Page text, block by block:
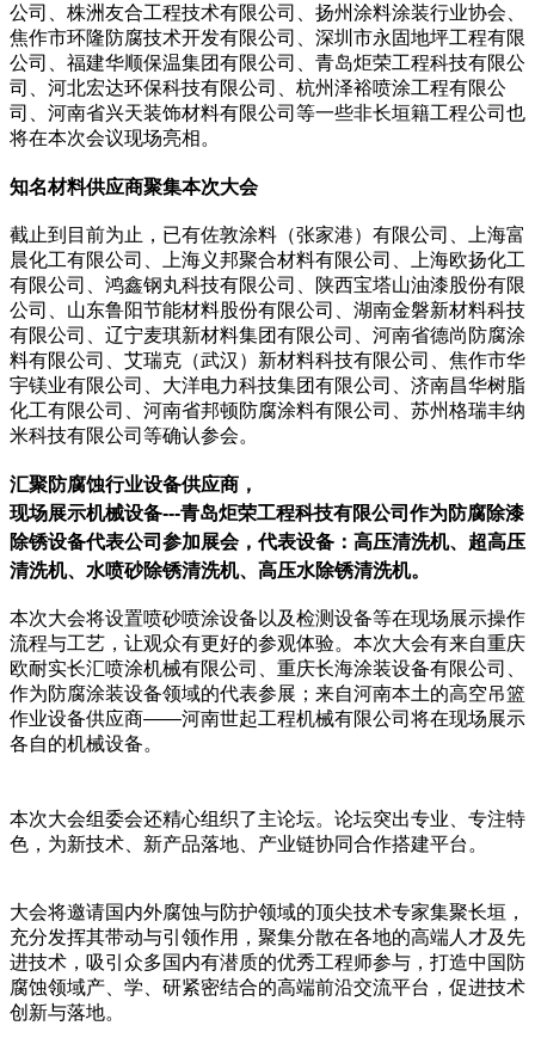
公司、株洲友合工程技术有限公司、扬州涂料涂装行业协会、
焦作市环隆防腐技术开发有限公司、深圳市永固地坪工程有限
公司、福建华顺保温集团有限公司、青岛炬荣工程科技有限公
司、河北宏达环保科技有限公司、杭州泽裕喷涂工程有限公
司、河南省兴天装饰材料有限公司等一些非长垣籍工程公司也
将在本次会议现场亮相。
知名材料供应商聚集本次大会
截止到目前为止，已有佐敦涂料（张家港）有限公司、上海富
晨化工有限公司、上海义邦聚合材料有限公司、上海欧扬化工
有限公司、鸿鑫钢丸科技有限公司、陕西宝塔山油漆股份有限
公司、山东鲁阳节能材料股份有限公司、湖南金磐新材料科技
有限公司、辽宁麦琪新材料集团有限公司、河南省德尚防腐涂
料有限公司、艾瑞克（武汉）新材料科技有限公司、焦作市华
宇镁业有限公司、大洋电力科技集团有限公司、济南昌华树脂
化工有限公司、河南省邦顿防腐涂料有限公司、苏州格瑞丰纳
米科技有限公司等确认参会。
汇聚防腐蚀行业设备供应商，
现场展示机械设备---青岛炬荣工程科技有限公司作为防腐除漆
除锈设备代表公司参加展会，代表设备：高压清洗机、超高压
清洗机、水喷砂除锈清洗机、高压水除锈清洗机。
本次大会将设置喷砂喷涂设备以及检测设备等在现场展示操作
流程与工艺，让观众有更好的参观体验。本次大会有来自重庆
欧耐实长汇喷涂机械有限公司、重庆长海涂装设备有限公司、
作为防腐涂装设备领域的代表参展；来自河南本土的高空吊篮
作业设备供应商——河南世起工程机械有限公司将在现场展示
各自的机械设备。
本次大会组委会还精心组织了主论坛。论坛突出专业、专注特
色，为新技术、新产品落地、产业链协同合作搭建平台。
大会将邀请国内外腐蚀与防护领域的顶尖技术专家集聚长垣，
充分发挥其带动与引领作用，聚集分散在各地的高端人才及先
进技术，吸引众多国内有潜质的优秀工程师参与，打造中国防
腐蚀领域产、学、研紧密结合的高端前沿交流平台，促进技术
创新与落地。